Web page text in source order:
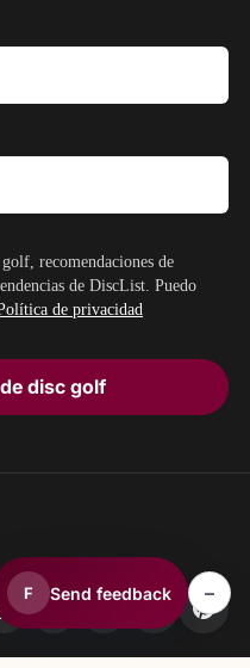
recomendaciones de
de DiscList. Puedo
de privacidad
disc golf
F Send feedback –